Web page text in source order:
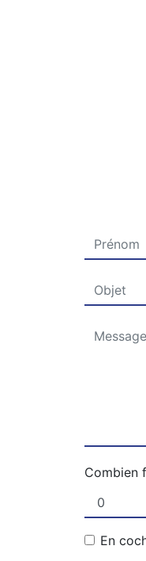
Combien
En